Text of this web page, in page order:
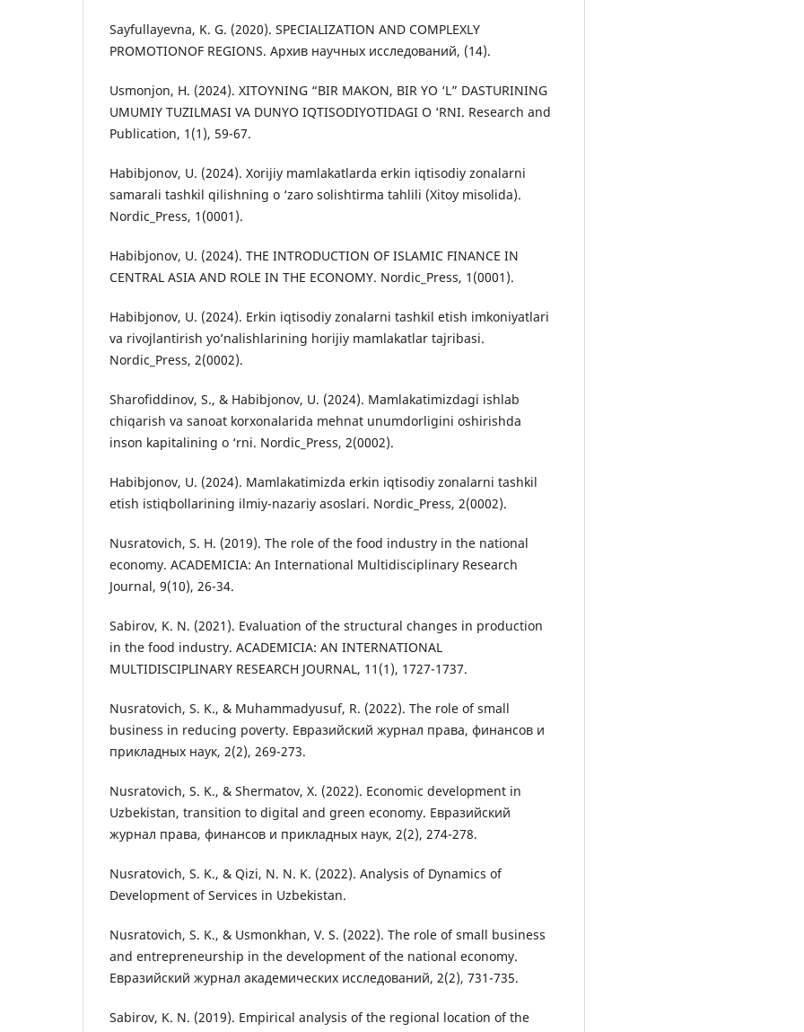
Sayfullayevna, K. G. (2020). SPECIALIZATION AND COMPLEXLY
PROMOTIONOF REGIONS. Архив научных исследований, (14).
Usmonjon, H. (2024). XITOYNING “BIR MAKON, BIR YO ‘L” DASTURINING
UMUMIY TUZILMASI VA DUNYO IQTISODIYOTIDAGI O ‘RNI. Research and
Publication, 1(1), 59-67.
Habibjonov, U. (2024). Xorijiy mamlakatlarda erkin iqtisodiy zonalarni
samarali tashkil qilishning o ‘zaro solishtirma tahlili (Xitoy misolida).
Nordic_Press, 1(0001).
Habibjonov, U. (2024). THE INTRODUCTION OF ISLAMIC FINANCE IN
CENTRAL ASIA AND ROLE IN THE ECONOMY. Nordic_Press, 1(0001).
Habibjonov, U. (2024). Erkin iqtisodiy zonalarni tashkil etish imkoniyatlari
va rivojlantirish yo’nalishlarining horijiy mamlakatlar tajribasi.
Nordic_Press, 2(0002).
Sharofiddinov, S., & Habibjonov, U. (2024). Mamlakatimizdagi ishlab
chiqarish va sanoat korxonalarida mehnat unumdorligini oshirishda
inson kapitalining o ‘rni. Nordic_Press, 2(0002).
Habibjonov, U. (2024). Mamlakatimizda erkin iqtisodiy zonalarni tashkil
etish istiqbollarining ilmiy-nazariy asoslari. Nordic_Press, 2(0002).
Nusratovich, S. H. (2019). The role of the food industry in the national
economy. ACADEMICIA: An International Multidisciplinary Research
Journal, 9(10), 26-34.
Sabirov, K. N. (2021). Evaluation of the structural changes in production
in the food industry. ACADEMICIA: AN INTERNATIONAL
MULTIDISCIPLINARY RESEARCH JOURNAL, 11(1), 1727-1737.
Nusratovich, S. K., & Muhammadyusuf, R. (2022). The role of small
business in reducing poverty. Евразийский журнал права, финансов и
прикладных наук, 2(2), 269-273.
Nusratovich, S. K., & Shermatov, X. (2022). Economic development in
Uzbekistan, transition to digital and green economy. Евразийский
журнал права, финансов и прикладных наук, 2(2), 274-278.
Nusratovich, S. K., & Qizi, N. N. K. (2022). Analysis of Dynamics of
Development of Services in Uzbekistan.
Nusratovich, S. K., & Usmonkhan, V. S. (2022). The role of small business
and entrepreneurship in the development of the national economy.
Евразийский журнал академических исследований, 2(2), 731-735.
Sabirov, K. N. (2019). Empirical analysis of the regional location of the